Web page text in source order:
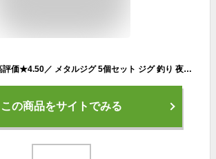
＼ランキング1位 高評価★4.50／ メタルジグ 5個セット ジグ 釣り 夜光 ルアー 釣り具 フィッシング 青物 太刀魚 ヒラメ シーバス ルアーセット ジギング まとめ買い セット
この商品をサイトでみる